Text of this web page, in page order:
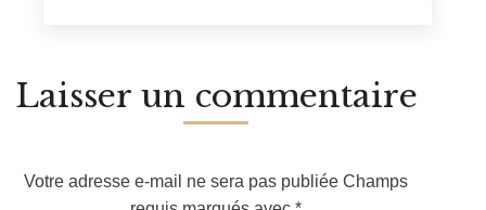
Laisser un commentaire
Votre adresse e-mail ne sera pas publiée Champs